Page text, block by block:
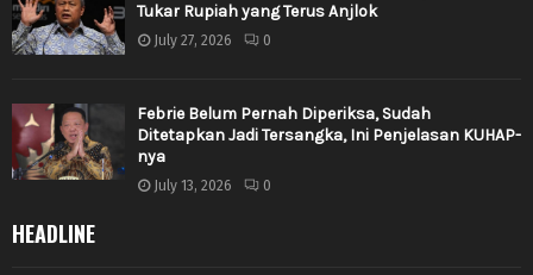
Tukar Rupiah yang Terus Anjlok
July 27, 2026 0
Febrie Belum Pernah Diperiksa, Sudah
Ditetapkan Jadi Tersangka, Ini Penjelasan KUHAP-
nya
July 13, 2026 0
HEADLINE